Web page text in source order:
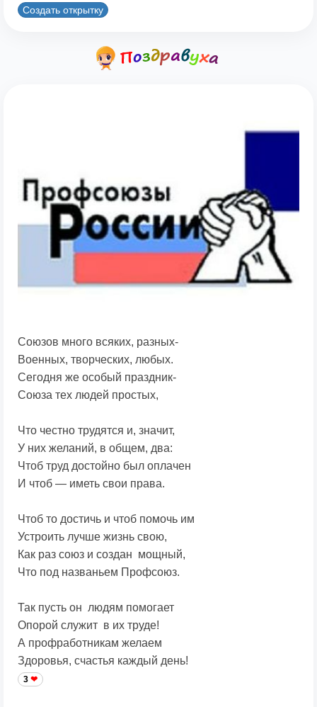
Создать открытку
Союзов много всяких, разных-
Военных, творческих, любых.
Сегодня же особый праздник-
Союза тех людей простых,
Что честно трудятся и, значит,
У них желаний, в общем, два:
Чтоб труд достойно был оплачен
И чтоб — иметь свои права.
Чтоб то достичь и чтоб помочь им
Устроить лучше жизнь свою,
Как раз союз и создан мощный,
Что под названьем Профсоюз.
Так пусть он людям помогает
Опорой служит в их труде!
А профработникам желаем
Здоровья, счастья каждый день!
3